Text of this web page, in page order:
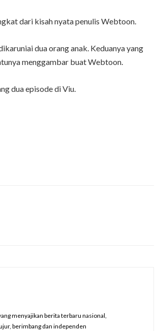
dari kisah nyata penulis Webtoon.
dua orang anak. Keduanya yang
menggambar buat Webtoon.
dua episode di Viu.
menyajikan berita terbaru nasional,
berimbang dan independen